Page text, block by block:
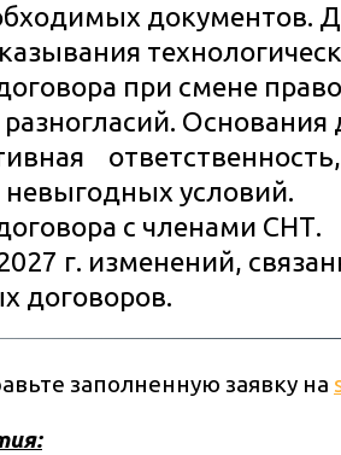
документов.
при смене
условий.
с членами СНТ.
г. изменений,
договоров.
заполненную заявку на